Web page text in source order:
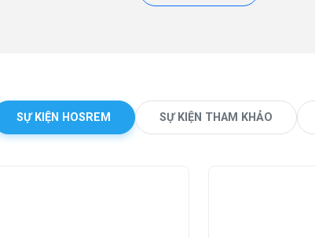
SỰ KIỆN HOSREM SỰ KIỆN THAM KHẢO